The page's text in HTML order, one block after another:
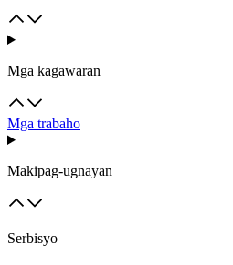
Mga kagawaran
Mga trabaho
Makipag-ugnayan
Serbisyo